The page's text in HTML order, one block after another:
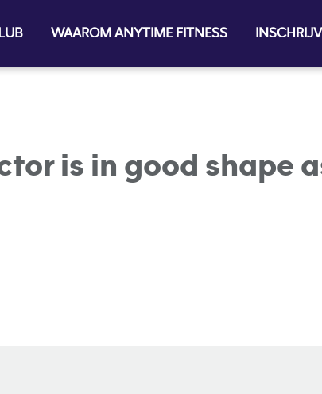
WAAROM ANYTIME FITNESS
is in good shape